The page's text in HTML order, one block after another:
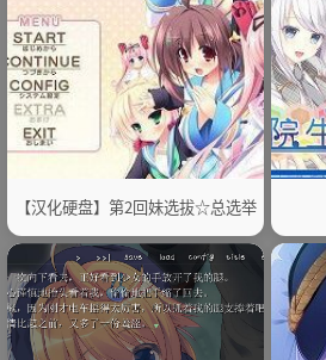
【汉化硬盘】第2回妹选拔☆总选举